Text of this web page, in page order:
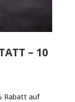
– 10
Rabatt auf